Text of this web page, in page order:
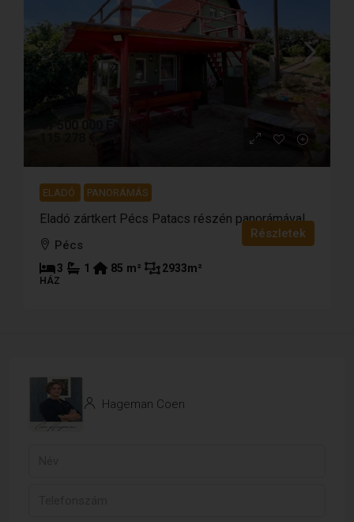
ELADÓ PANORÁMÁS
Eladó zártkert Pécs Patacs részén panorámával
Pécs
3 1 85 m² 2933m²
HÁZ
Részletek
Hageman Coen